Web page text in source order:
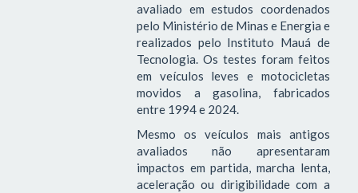
avaliado em estudos coordenados
pelo Ministério de Minas e Energia e
realizados pelo Instituto Mauá de
Tecnologia. Os testes foram feitos
em veículos leves e motocicletas
movidos a gasolina, fabricados
entre 1994 e 2024.
Mesmo os veículos mais antigos
avaliados não apresentaram
impactos em partida, marcha lenta,
aceleração ou dirigibilidade com a